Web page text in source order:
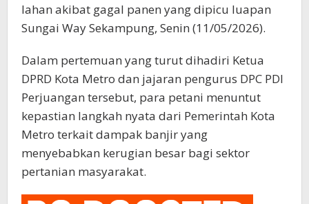
lahan akibat gagal panen yang dipicu luapan
Sungai Way Sekampung, Senin (11/05/2026).
Dalam pertemuan yang turut dihadiri Ketua
DPRD Kota Metro dan jajaran pengurus DPC PDI
Perjuangan tersebut, para petani menuntut
kepastian langkah nyata dari Pemerintah Kota
Metro terkait dampak banjir yang
menyebabkan kerugian besar bagi sektor
pertanian masyarakat.